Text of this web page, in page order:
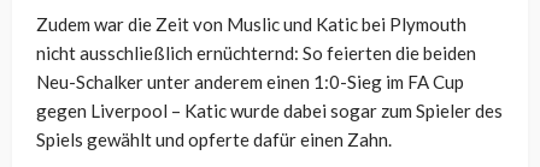
Zudem war die Zeit von Muslic und Katic bei Plymouth
nicht ausschließlich ernüchternd: So feierten die beiden
Neu-Schalker unter anderem einen 1:0-Sieg im FA Cup
gegen Liverpool – Katic wurde dabei sogar zum Spieler des
Spiels gewählt und opferte dafür einen Zahn.